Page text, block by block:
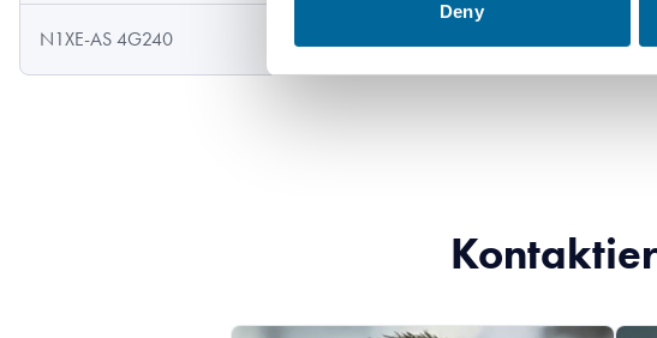
Deny
N1XE-AS 4G240